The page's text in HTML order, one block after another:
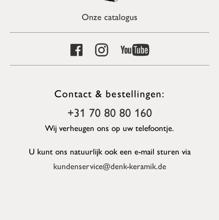
Onze catalogus
Contact & bestellingen:
+31 70 80 80 160
Wij verheugen ons op uw telefoontje.
U kunt ons natuurlijk ook een e-mail sturen via
kundenservice@denk-keramik.de